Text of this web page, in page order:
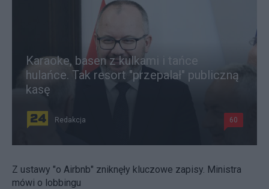
Karaoke, basen z kulkami i tańce
hulańce. Tak resort "przepalał" publiczną
kasę
Redakcja 60
Z ustawy "o Airbnb" zniknęły kluczowe zapisy. Ministra
mówi o lobbingu